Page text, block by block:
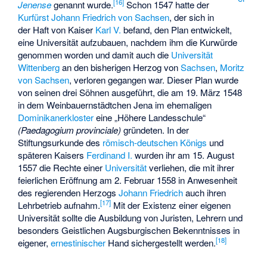
Jenensegenannt wurde.
Schon 1547 hatte der
Kurfürst Johann Friedrich von Sachsen, der sich in
der Haft von Kaiser Karl V. befand, den Plan entwickelt,
eine Universität aufzubauen, nachdem ihm die Kurwürde
genommen worden und damit auch die Universität
Wittenbergan den bisherigen Herzog vonSachsen, Moritz
von Sachsen, verloren gegangen war. Dieser Plan wurde
von seinen drei Söhnen ausgeführt, die am 19. März 1548
in dem Weinbauernstädtchen Jena im ehemaligen
Dominikanerklostereine „Höhere Landesschule“
(Paedagogium provinciale)gründeten. In der
Stiftungsurkunde des römisch-deutschen Königs und
späteren Kaisers Ferdinand I. wurden ihr am 15. August
1557 die Rechte einer Universitätverliehen, die mit ihrer
feierlichen Eröffnung am 2. Februar 1558 in Anwesenheit
des regierenden HerzogsJohann Friedrichauch ihren
Lehrbetrieb aufnahm.[17] Mit der Existenz einer eigenen
Universität sollte die Ausbildung von Juristen, Lehrern und
besonders GeistlichenAugsburgischen Bekenntnisses in
eigener,ernestinischer Hand sichergestellt werden.[18]